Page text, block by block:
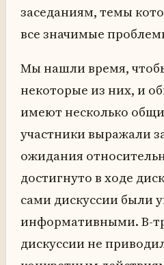
заседаниям, темы
все значимые
Мы нашли время,
некоторые из них, и
имеют несколько
участники выражали
ожидания
достигнуто в ходе
сами дискуссии были
информативными. В-
дискуссии не